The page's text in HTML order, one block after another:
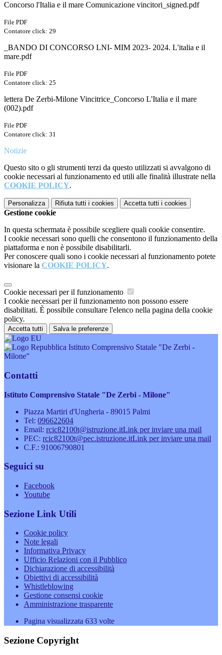
Concorso l'Italia e il mare Comunicazione vincitori_signed.pdf
File PDF
Contatore click: 29
_BANDO DI CONCORSO LNI- MIM 2023- 2024. L'italia e il
mare.pdf
File PDF
Contatore click: 25
lettera De Zerbi-Milone Vincitrice_Concorso L'Italia e il mare
(002).pdf
File PDF
Contatore click: 31
Notizie
Questo sito o gli strumenti terzi da questo utilizzati si avvalgono di
cookie necessari al funzionamento ed utili alle finalità illustrate nella
COOKIE POLICY.
Personalizza Rifiuta tutti i cookies Accetta tutti i cookies
Gestione cookie
In questa schermata è possibile scegliere quali cookie consentire.
I cookie necessari sono quelli che consentono il funzionamento della
piattaforma e non è possibile disabilitarli.
Per conoscere quali sono i cookie necessari al funzionamento potete
visionare la COOKIE POLICY.
Cookie necessari per il funzionamento
I cookie necessari per il funzionamento non possono essere
disabilitati. È possibile consultare l'elenco nella pagina della cookie
policy.
Accetta tutti Salva le preferenze
Istituto Comprensivo Statale "De Zerbi -
Milone"
Contatti
Istituto Comprensivo Statale "De Zerbi - Milone"
Piazza Martiri d'Ungheria - 89015 Palmi
Tel: 096622604
Email: rcic82100t@istruzione.itLink per inviare una mail
PEC: rcic82100t@pec.istruzione.itLink per inviare una mail
C.F.: 91006790801
Seguici su
Facebook
Youtube
Sezione Link Utili
Cookie policy
Note legali
Informativa Privacy
Ufficio Relazioni con il Pubblico
Dichiarazione di accessibilità
Obiettivi di accessibilità
Whistleblowing
Gestione consensi cookie
Amministrazione trasparente
Pagina visualizzata 633 volte
Sezione Copyright